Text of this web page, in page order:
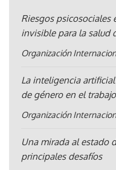
Riesgos psicosociales
invisible para la salud
Organización
La inteligencia
de género en el trabajo
Organización
Una mirada al estado
principales desafíos